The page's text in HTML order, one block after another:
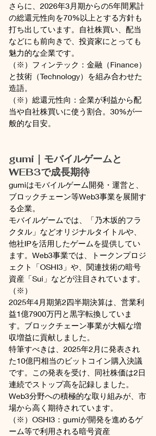
さらに、2026年3月期からの5年間累計
の総還元性向を70%以上とする方針も
打ち出しています。自社株買い、配当
などにも前向きで、投資家にとっても
魅力的な企業です。
（※）フィンテック：金融（Finance）
と技術（Technology）を組み合わせた
造語。
（※）総還元性向：企業が利益から配
当や自社株買いに使う割合。30%が一
般的な目安。
gumi｜モバイルゲームと
WEB3で成長期待
gumiはモバイルゲーム開発・運営と、
ブロックチェーン等Web3事業を展開す
る企業。
モバイルゲームでは、「乃木坂的フラ
クタル」などオリジナルタイトルや、
他社IPを活用したゲームを提供してい
ます。Web3事業では、トークンプロジ
ェクト「OSHI3」や、関連技術の暗号
資産「Sui」などが注目されています。
（※）
2025年4月期第2四半期決算は、営業利
益1億7900万円と黒字転換していま
す。ブロックチェーン事業が大幅な増
収増益に貢献しました。
特筆すべきは、2025年2月に発表され
た10億円相当のビットコイン購入決議
です。この発表を受け、同社株価は2日
連続でストップ高を記録しました。
Web3分野への積極的な取り組みが、市
場から高く期待されています。
（※）OSHI3：gumiが開発を進めるゲ
ーム等で利用される暗号資産